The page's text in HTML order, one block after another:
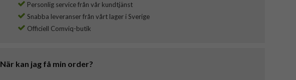
Personlig service från vår kundtjänst
Snabba leveranser från vårt lager i Sverige
Officiell Comviq-butik
När kan jag få min order?